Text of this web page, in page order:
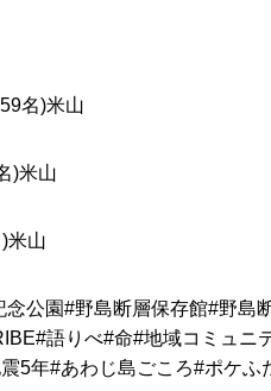
名)米山
)米山
米山
念公園#野島断層保存館#野島
語りべ#命#地域コミュニ
5年#あわじ島ごころ#ポケふ